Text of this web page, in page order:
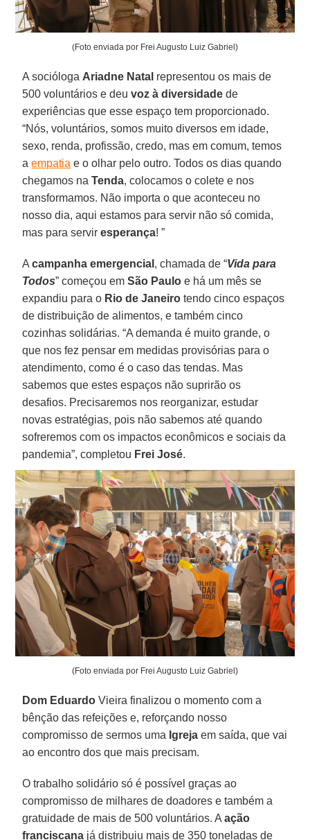
(Foto enviada por Frei Augusto Luiz Gabriel)
A socióloga Ariadne Natal representou os mais de
500 voluntários e deu voz à diversidade de
experiências que esse espaço tem proporcionado.
“Nós, voluntários, somos muito diversos em idade,
sexo, renda, profissão, credo, mas em comum, temos
aempatia e o olhar pelo outro. Todos os dias quando
chegamos naTenda, colocamos o colete e nos
transformamos. Não importa o que aconteceu no
nosso dia, aqui estamos para servir não só comida,
mas para serviresperança! ”
Acampanha emergencial , chamada de “Vida para
Todos” começou emSão Paulo e há um mês se
expandiu para o Rio de Janeiro tendo cinco espaços
de distribuição de alimentos, e também cinco
cozinhas solidárias. “A demanda é muito grande, o
que nos fez pensar em medidas provisórias para o
atendimento, como é o caso das tendas. Mas
sabemos que estes espaços não suprirão os
desafios. Precisaremos nos reorganizar, estudar
novas estratégias, pois não sabemos até quando
sofreremos com os impactos econômicos e sociais da
pandemia”, completou Frei José.
(Foto enviada por Frei Augusto Luiz Gabriel)
Dom Eduardo Vieira finalizou o momento com a
bênção das refeições e, reforçando nosso
compromisso de sermos uma Igreja em saída, que vai
ao encontro dos que mais precisam.
O trabalho solidário só é possível graças ao
compromisso de milhares de doadores e também a
gratuidade de mais de 500 voluntários. Aação
franciscana já distribuiu mais de 350 toneladas de